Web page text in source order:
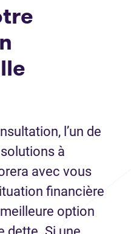
l’un de
à
avec vous
financière
option